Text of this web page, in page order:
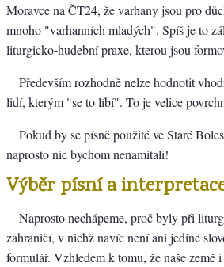
Moravce na ČT24, že varhany jsou pro
mnoho "varhanních mladých". Spíš je to
liturgicko-hudební praxe, kterou jsou
Především rozhodně nelze hodnotit
lidí, kterým "se to líbí". To je velice
Pokud by se písně použité ve Staré
naprosto nic bychom nenamítali!
Výběr písní a
Naprosto nechápeme, proč byly při
zahraničí, v nichž navíc není ani jediné
formulář. Vzhledem k tomu, že naše